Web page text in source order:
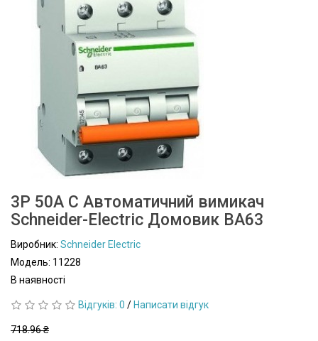
3Р 50A C Автоматичний вимикач
Schneider-Electric Домовик ВА63
Виробник: Schneider Electric
Модель: 11228
В наявності
Відгуків: 0 / Написати відгук
718.96 ₴